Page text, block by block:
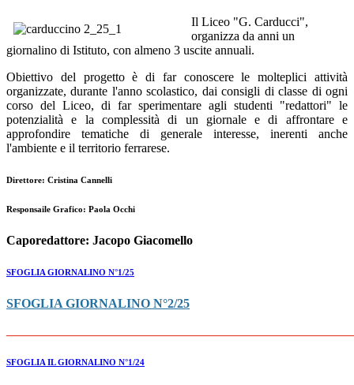
Il Liceo "G. Carducci",
organizza da anni un
giornalino di Istituto, con almeno 3 uscite annuali.
Obiettivo del progetto è di far conoscere le molteplici attività
organizzate, durante l'anno scolastico, dai consigli di classe di ogni
corso del Liceo, di far sperimentare agli studenti "redattori" le
potenzialità e la complessità di un giornale e di affrontare e
approfondire tematiche di generale interesse, inerenti anche
l'ambiente e il territorio ferrarese.
Direttore: Cristina Cannelli
Responsaile Grafico: Paola Occhi
Caporedattore: Jacopo Giacomello
SFOGLIA GIORNALINO N°1/25
SFOGLIA GIORNALINO N°2/25
SFOGLIA IL GIORNALINO N°1/24